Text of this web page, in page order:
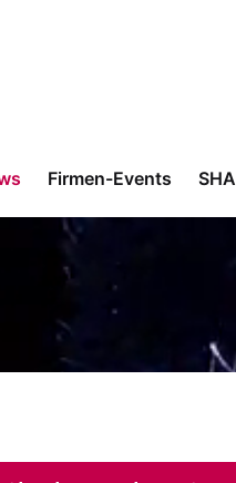
Firmen-Events